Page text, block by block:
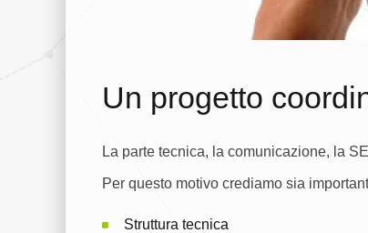
Un progetto
La parte tecnica, la comunicazione, la
Per questo motivo crediamo sia
Struttura tecnica